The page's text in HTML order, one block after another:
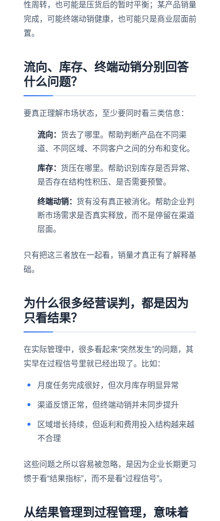
性周转，也可能是压货后的暂时平衡；某产品销量
完成，可能终端动销健康，也可能只是商业层面前
置。
流向、库存、终端动销分别回答
什么问题？
要真正理解市场状态，至少要同时看三类信息：
流向： 货去了哪里。帮助判断产品在不同渠
道、不同区域、不同客户之间的分布和变化。
库存： 货压在哪里。帮助识别库存是否异常、
是否存在结构性积压、是否需要预警。
终端动销： 货有没有真正被消化。帮助企业判
断市场需求是否真实释放，而不是停留在渠道
层面。
只有把这三者放在一起看，销量才真正有了解释基
础。
为什么很多经营误判，都是因为
只看结果？
在实际管理中，很多看起来“突然发生”的问题，其
实早在过程信号里就已经出现了。比如：
月度任务完成很好，但次月库存明显异常
渠道反馈正常，但终端动销并未同步提升
区域增长持续，但返利和费用投入结构越来越
不合理
这些问题之所以容易被忽略，是因为企业长期更习
惯于看“结果指标”，而不是看“过程信号”。
从结果管理到过程管理，意味着